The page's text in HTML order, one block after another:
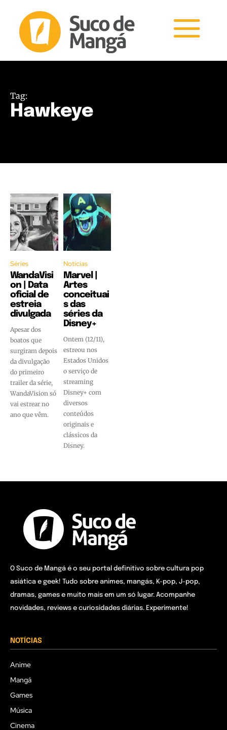
Tag:
Hawkeye
Séries
WandaVisi
on | Data
oficial de
estreia
divulgada
Apesar dos
boatos que
surgiram depois
da divulgação
do primeiro
trailer da série,
WandaVision só
vai estrear no
ano que vêm.
Notícias
Marvel |
Artes
conceituai
s das
séries da
Disney+
Ontem (12/11),
estreou nos
Estados Unidos
o serviço de
streaming
Disney+ com
diversos
conteúdos
originais e
clássicos da
Disney.
O Suco de Mangá é o seu portal definitivo sobre cultura pop
asiática e geek! Tudo sobre animes, mangás, K-pop, J-pop,
dramas, games e muito mais em um só lugar. Acompanhe
novidades, reviews e curiosidades diárias. Experimente!
NOTÍCIAS
Anime
Mangá
Games
Música
Cinema